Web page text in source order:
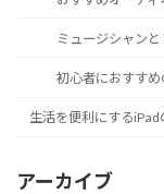
ミュージシャン
初心者におすすめ
生活を便利にするiPad
アーカイブ